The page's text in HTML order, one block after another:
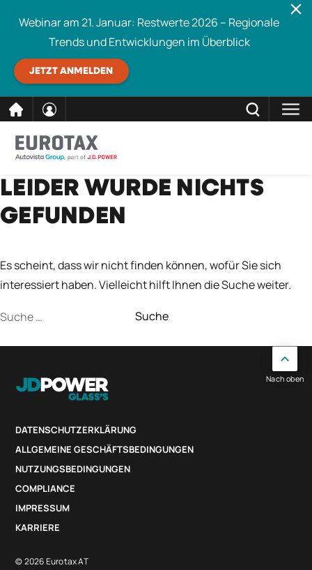
direkt
zum
Inhalt
Webinar am 21. Januar: Restwerte 2026 – Regionale
Trends und Entwicklungen im Überblick
JETZT ANMELDEN
Eurotax durchsuchen SCHLIESSEN
LEIDER WURDE NICHTS
GEFUNDEN
Es scheint, dass wir nicht finden können, wofür Sie sich
interessiert haben. Vielleicht hilft Ihnen die Suche weiter.
Suche
DATENSCHUTZERKLÄRUNG
ALLGEMEINE GESCHÄFTSBEDINGUNGEN
NUTZUNGSBEDINGUNGEN
COMPLIANCE
IMPRESSUM
KARRIERE
© 2026 Eurotax AT
Nach oben